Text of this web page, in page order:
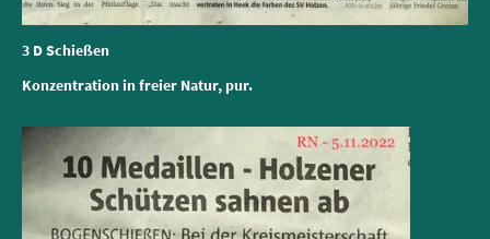
3 D Schießen
Konzentration in freier Natur, pur.